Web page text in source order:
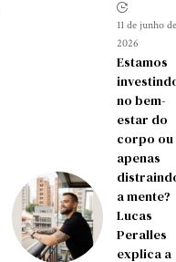
11 de junho
2026
Estamos
no bem-
estar do
corpo ou
apenas
a mente?
Lucas
Peralles
explica a